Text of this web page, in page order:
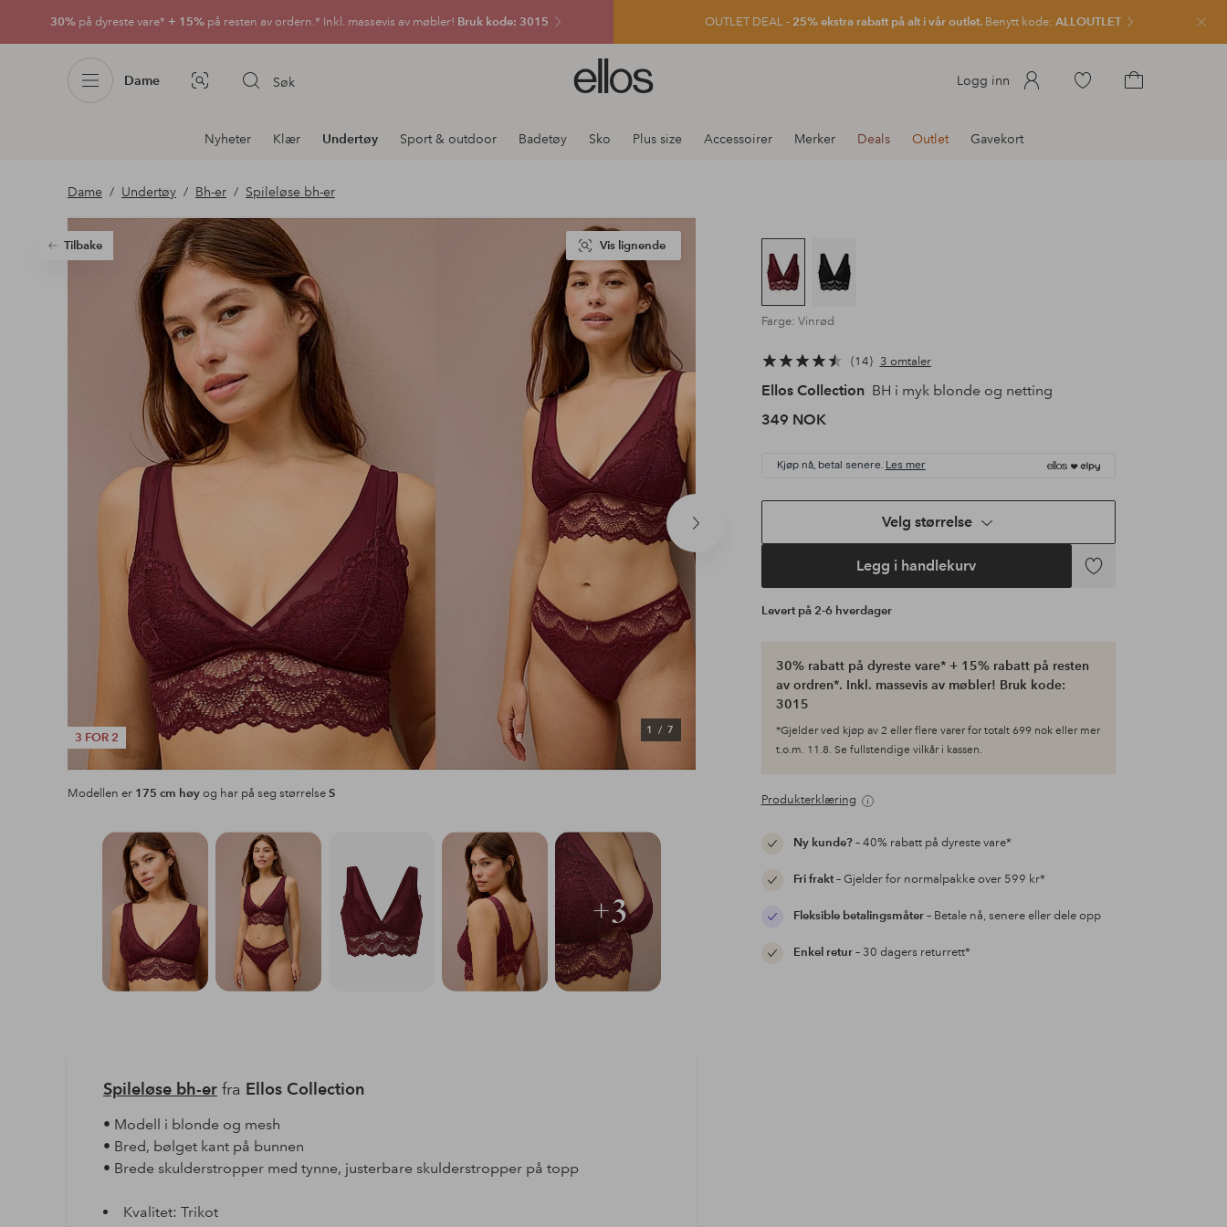
30% på dyreste vare* + 15% på resten av ordern.* Inkl. massevis av møbler! Bruk kode: 3015 OUTLET DEAL - 25% ekstra rabatt på alt i vår outlet. Benytt kode: ALLOUTLET Lukk
Dame Bildesøk Søk
Ellos
logo
gå
Logg inn
Gå
Avdelingsnavigering
Nyheter Klær Undertøy Sport & outdoor Badetøy Sko Plus size Accessoirer Merker Deals Outlet Gavekort
Dame Undertøy Bh-er Spileløse bh-er
Tilbake
Neste
produkt
3 FOR 2
1/ 7
Vis lignende
Modellen er 175 cm høyog har på seg størrelseS
Farge: Vinrød
14 3 omtaler
Ellos Collection BH i myk blonde og netting
349 NOK
Kjøp nå, betal senere. Les mer
Velg størrelse
Legg i handlekurv
Legg
Levert på 2-6 hverdager
30% rabatt på dyreste vare* + 15% rabatt på resten
av ordren*. Inkl. massevis av møbler! Bruk kode:
3015
*Gjelder ved kjøp av 2 eller flere varer for totalt 699 nok eller mer
t.o.m. 11.8. Se fullstendige vilkår i kassen.
Produkterklæring
Ny kunde?– 40% rabatt på dyreste vare*
Fri frakt– Gjelder for normalpakke over 599 kr*
Fleksible betalingsmåter– Betale nå, senere eller dele opp
Enkel retur– 30 dagers returrett*
+3
Spileløse bh-erfra Ellos Collection
• Modell i blonde og mesh
• Bred, bølget kant på bunnen
• Brede skulderstropper med tynne, justerbare skulderstropper på topp
Kvalitet: Trikot